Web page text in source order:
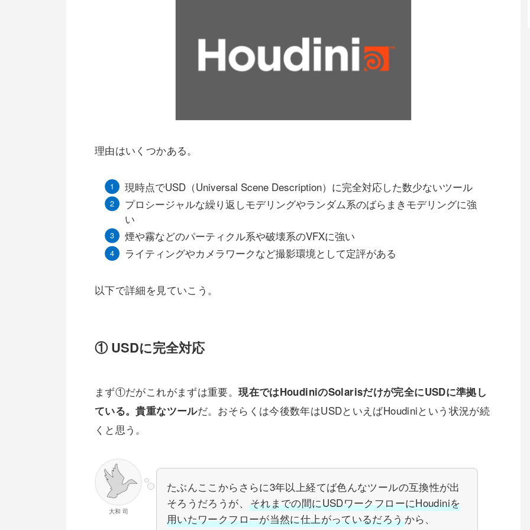
理由はいくつかある。
現時点でUSD（Universal Scene Description）に完全対応した数少ないツール
プロシージャルな繰り返しモデリングやランダム系のばらまきモデリングに強
い
煙や霧などのパーティクル系や破壊系のVFXに強い
ライティングやカメラワークなど撮影環境として定評がある
以下で詳細を見ていこう。
① USDに完全対応
まず①だがこれがまずは重要。現在ではHoudiniのSolarisだけが完全にUSDに準拠し
ている。貴重なツールだ。おそらくは今後数年はUSDといえばHoudiniという状況が続
くと思う。
大和 司
たぶんここからさらに3年以上経てば色んなツールの互換性が出
そろうだろうが、 それまでの間にUSDワークフローにHoudiniを
用いたワークフローが当然に仕上がっているだろうから、